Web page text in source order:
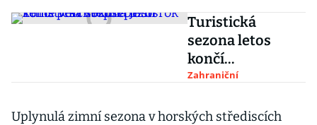
Turistická
sezona letos
končí
prachbídně. Jižní
příští rok
Zahraniční
Uplynulá zimní sezona v horských střediscích